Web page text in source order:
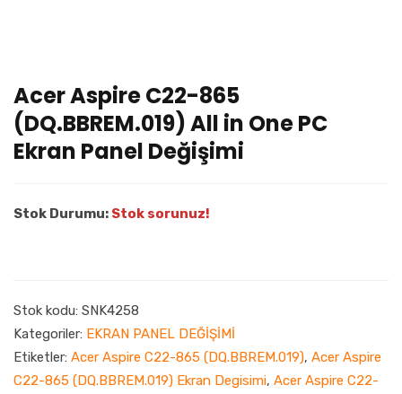
Acer Aspire C22-865
(DQ.BBREM.019) All in One PC
Ekran Panel Değişimi
Stok Durumu: Stok sorunuz!
Stok kodu: SNK4258
Kategoriler: EKRAN PANEL DEĞİŞİMİ
Etiketler: Acer Aspire C22-865 (DQ.BBREM.019), Acer Aspire
C22-865 (DQ.BBREM.019) Ekran Degisimi, Acer Aspire C22-